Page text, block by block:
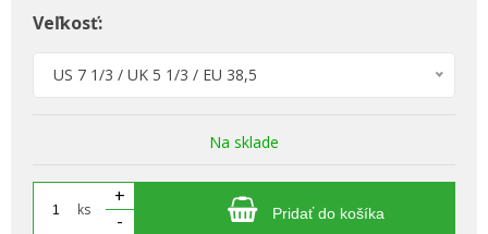
Veľkosť:
US 7 1/3 / UK 5 1/3 / EU 38,5
Na sklade
ks
+
-
Pridať do košíka